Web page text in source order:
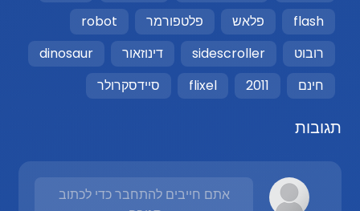
flash
פלאש פלטפורמר
robot
רובוט
sidescroller דינוזאור
dinosaur
חינם
2011
flixel סיידסקרולר
תגובות
אתם חייבים להתחבר כדי לכתוב